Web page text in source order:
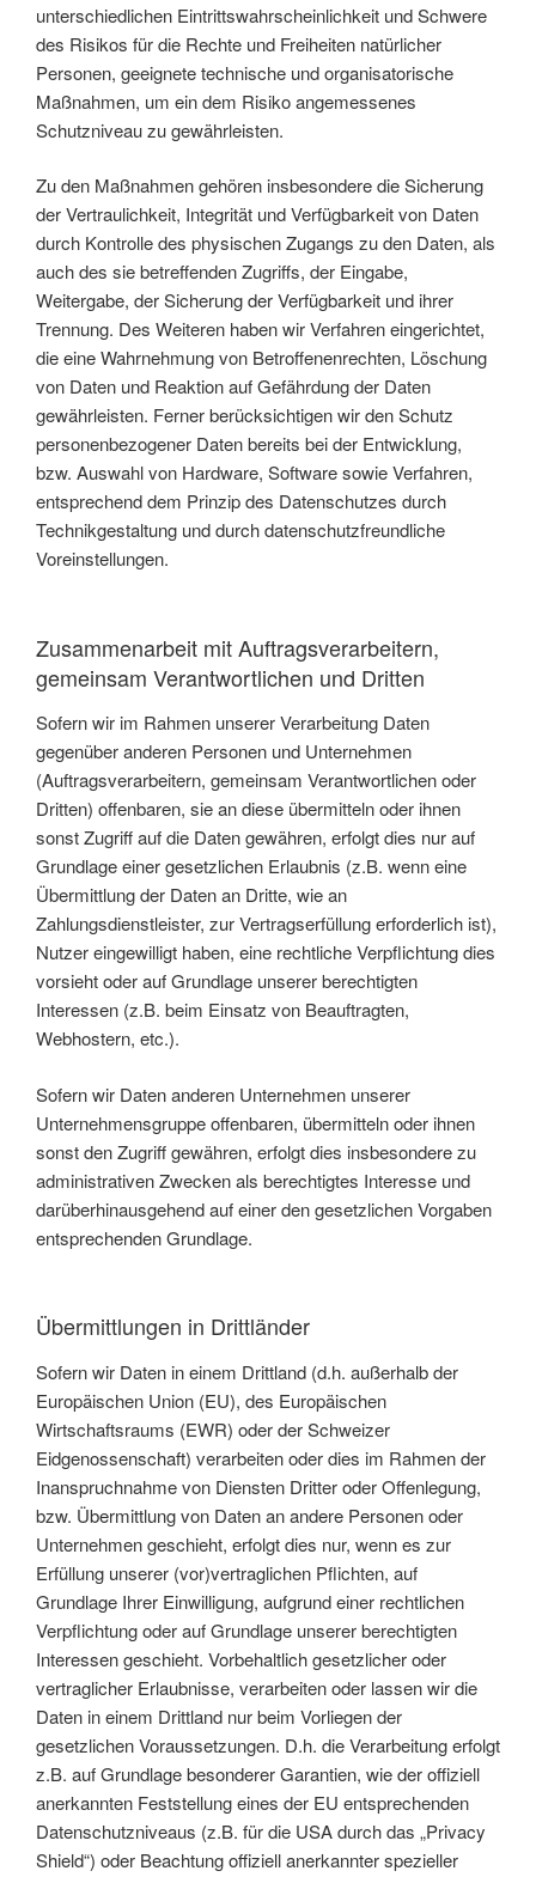
unterschiedlichen Eintrittswahrscheinlichkeit und Schwere
des Risikos für die Rechte und Freiheiten natürlicher
Personen, geeignete technische und organisatorische
Maßnahmen, um ein dem Risiko angemessenes
Schutzniveau zu gewährleisten.
Zu den Maßnahmen gehören insbesondere die Sicherung
der Vertraulichkeit, Integrität und Verfügbarkeit von Daten
durch Kontrolle des physischen Zugangs zu den Daten, als
auch des sie betreffenden Zugriffs, der Eingabe,
Weitergabe, der Sicherung der Verfügbarkeit und ihrer
Trennung. Des Weiteren haben wir Verfahren eingerichtet,
die eine Wahrnehmung von Betroffenenrechten, Löschung
von Daten und Reaktion auf Gefährdung der Daten
gewährleisten. Ferner berücksichtigen wir den Schutz
personenbezogener Daten bereits bei der Entwicklung,
bzw. Auswahl von Hardware, Software sowie Verfahren,
entsprechend dem Prinzip des Datenschutzes durch
Technikgestaltung und durch datenschutzfreundliche
Voreinstellungen.
Zusammenarbeit mit Auftragsverarbeitern,
gemeinsam Verantwortlichen und Dritten
Sofern wir im Rahmen unserer Verarbeitung Daten
gegenüber anderen Personen und Unternehmen
(Auftragsverarbeitern, gemeinsam Verantwortlichen oder
Dritten) offenbaren, sie an diese übermitteln oder ihnen
sonst Zugriff auf die Daten gewähren, erfolgt dies nur auf
Grundlage einer gesetzlichen Erlaubnis (z.B. wenn eine
Übermittlung der Daten an Dritte, wie an
Zahlungsdienstleister, zur Vertragserfüllung erforderlich ist),
Nutzer eingewilligt haben, eine rechtliche Verpflichtung dies
vorsieht oder auf Grundlage unserer berechtigten
Interessen (z.B. beim Einsatz von Beauftragten,
Webhostern, etc.).
Sofern wir Daten anderen Unternehmen unserer
Unternehmensgruppe offenbaren, übermitteln oder ihnen
sonst den Zugriff gewähren, erfolgt dies insbesondere zu
administrativen Zwecken als berechtigtes Interesse und
darüberhinausgehend auf einer den gesetzlichen Vorgaben
entsprechenden Grundlage.
Übermittlungen in Drittländer
Sofern wir Daten in einem Drittland (d.h. außerhalb der
Europäischen Union (EU), des Europäischen
Wirtschaftsraums (EWR) oder der Schweizer
Eidgenossenschaft) verarbeiten oder dies im Rahmen der
Inanspruchnahme von Diensten Dritter oder Offenlegung,
bzw. Übermittlung von Daten an andere Personen oder
Unternehmen geschieht, erfolgt dies nur, wenn es zur
Erfüllung unserer (vor)vertraglichen Pflichten, auf
Grundlage Ihrer Einwilligung, aufgrund einer rechtlichen
Verpflichtung oder auf Grundlage unserer berechtigten
Interessen geschieht. Vorbehaltlich gesetzlicher oder
vertraglicher Erlaubnisse, verarbeiten oder lassen wir die
Daten in einem Drittland nur beim Vorliegen der
gesetzlichen Voraussetzungen. D.h. die Verarbeitung erfolgt
z.B. auf Grundlage besonderer Garantien, wie der offiziell
anerkannten Feststellung eines der EU entsprechenden
Datenschutzniveaus (z.B. für die USA durch das „Privacy
Shield“) oder Beachtung offiziell anerkannter spezieller